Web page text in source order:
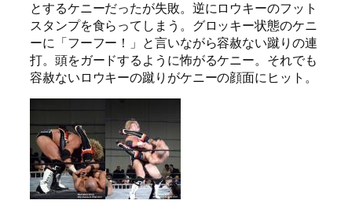
とするケニーだったが失敗。逆にロウキーのフット
スタンプを食らってしまう。グロッキー状態のケニ
ーに「フーフー！」と言いながら容赦ない蹴りの連
打。頭をガードするように怖がるケニー。それでも
容赦ないロウキーの蹴りがケニーの顔面にヒット。